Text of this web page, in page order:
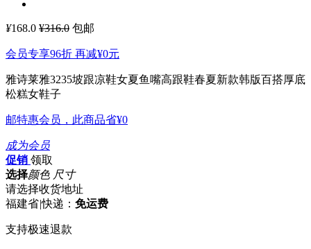
¥168.0 ¥316.0 包邮
会员专享96折 再减¥0元
雅诗莱雅3235坡跟凉鞋女夏鱼嘴高跟鞋春夏新款韩版百搭厚底
松糕女鞋子
邮特惠会员，此商品省¥0
成为会员
促销 领取
选择颜色 尺寸
请选择收货地址
福建省|快递： 免运费
支持极速退款